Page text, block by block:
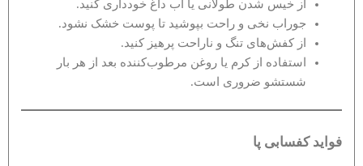
از خیس شدن طولانی یا آب داغ خودداری کنید.
جوراب نخی و راحت بپوشید تا پوست خشک نشود.
از کفش‌های تنگ و ناراحت پرهیز کنید.
استفاده از کرم یا روغن مرطوب‌کننده بعد از هر بار
شستشو ضروری است.
فواید کفسابی پا